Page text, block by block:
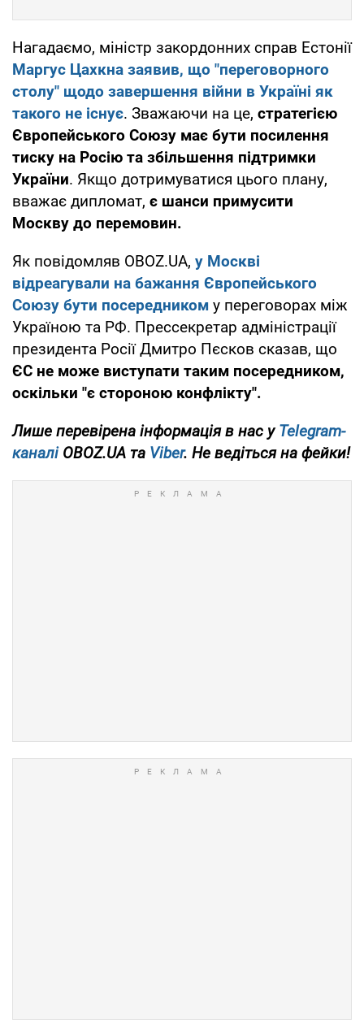
Нагадаємо, міністр закордонних справ Естонії
Маргус Цахкна заявив, що "переговорного
столу" щодо завершення війни в Україні як
такого не існує. Зважаючи на це, стратегією
Європейського Союзу має бути посилення
тиску на Росію та збільшення підтримки
України. Якщо дотримуватися цього плану,
вважає дипломат, є шанси примусити
Москву до перемовин.
Як повідомляв OBOZ.UA, у Москві
відреагували на бажання Європейського
Союзу бути посередником у переговорах між
Україною та РФ. Прессекретар адміністрації
президента Росії Дмитро Пєсков сказав, що
ЄС не може виступати таким посередником,
оскільки "є стороною конфлікту".
Лише перевірена інформація в нас уTelegram-
каналіOBOZ.UA та Viber. Не ведіться на фейки!